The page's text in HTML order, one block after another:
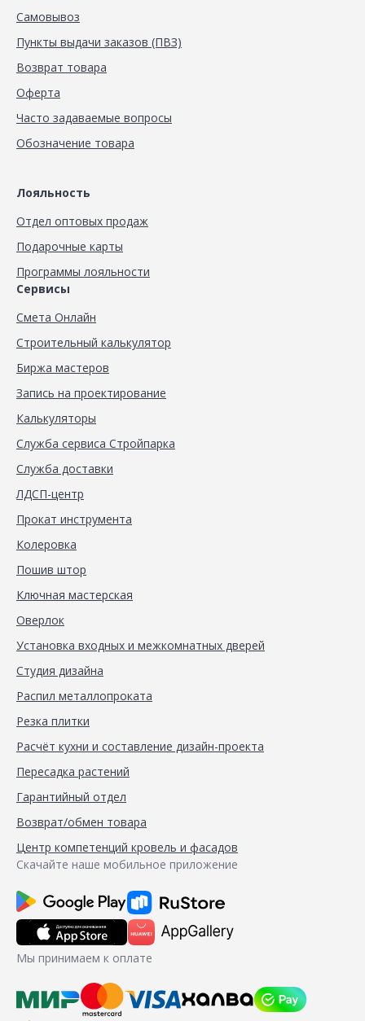
Самовывоз
Пункты выдачи заказов (ПВЗ)
Возврат товара
Оферта
Часто задаваемые вопросы
Обозначение товара
Лояльность
Отдел оптовых продаж
Подарочные карты
Программы лояльности
Сервисы
Смета Онлайн
Строительный калькулятор
Биржа мастеров
Запись на проектирование
Калькуляторы
Служба сервиса Стройпарка
Служба доставки
ЛДСП-центр
Прокат инструмента
Колеровка
Пошив штор
Ключная мастерская
Оверлок
Установка входных и межкомнатных дверей
Студия дизайна
Распил металлопроката
Резка плитки
Расчёт кухни и составление дизайн-проекта
Пересадка растений
Гарантийный отдел
Возврат/обмен товара
Центр компетенций кровель и фасадов
Скачайте наше мобильное приложение
Мы принимаем к оплате